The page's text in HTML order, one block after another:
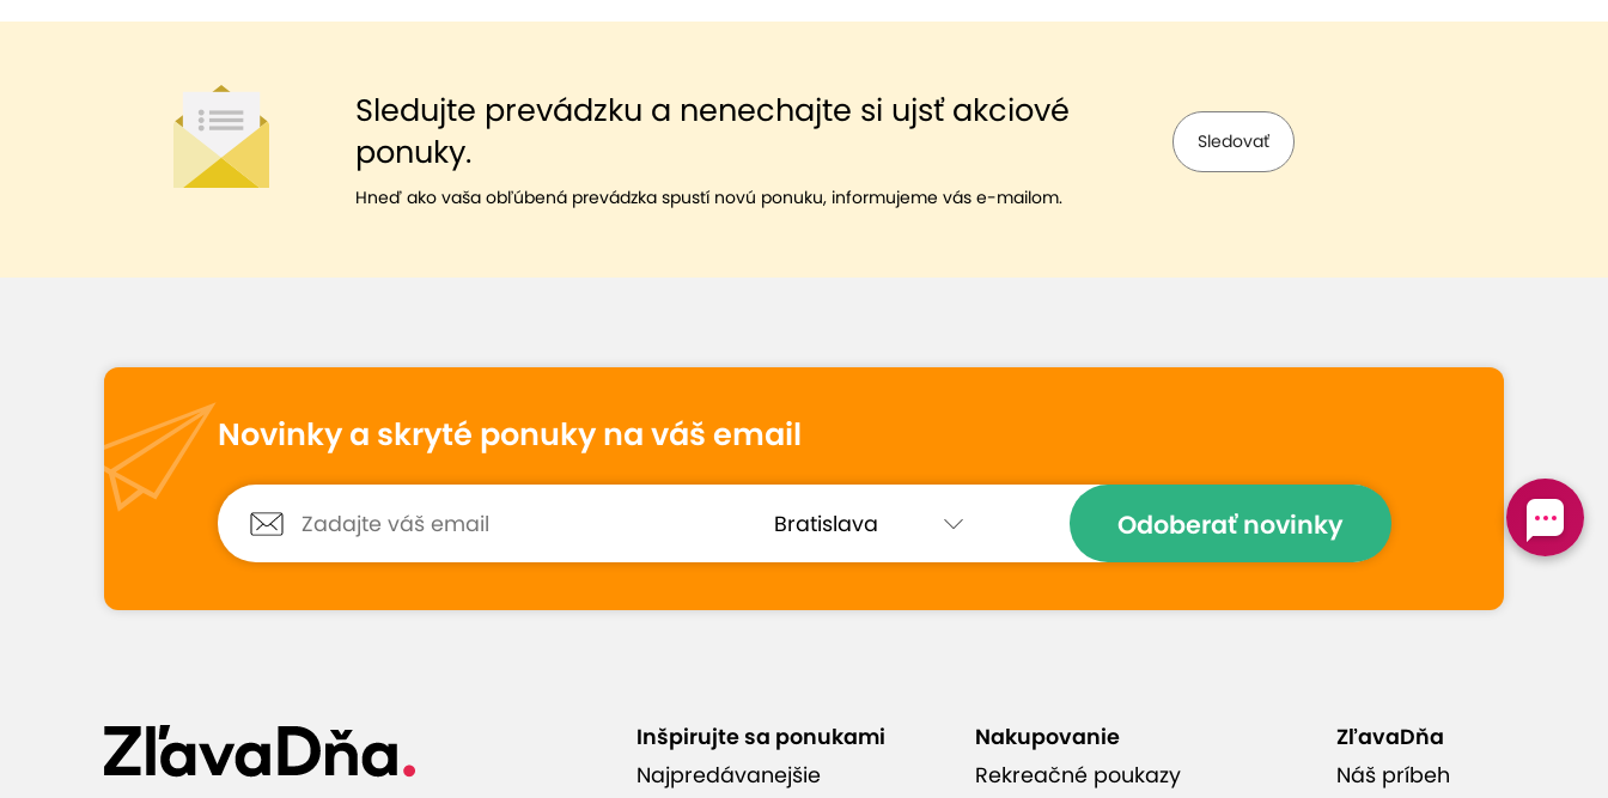
Sledujte prevádzku a nenechajte si ujsť akciové
ponuky.
Hneď ako vaša obľúbená prevádzka spustí novú ponuku, informujeme vás e-mailom.
Sledovať
Novinky a skryté ponuky na váš email
Odoberať novinky
Inšpirujte sa ponukami
Najpredávanejšie
Nakupovanie
Rekreačné poukazy
ZľavaDňa
Náš príbeh